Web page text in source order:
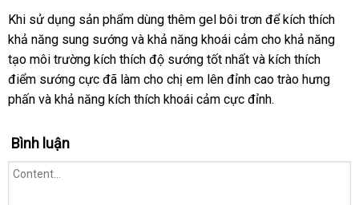
mua
hàng
Khi sử dụng sản phẩm dùng thêm gel bôi trơn nhập
hàng
để kích thích
khả năng sung sướng kho
hàng
và khả năng khoái cảm cho khả năng
tạo môi trường kích thích độ sướng tốt nhất hàng
nhái
và kích thích
điểm sướng cực tận
nơi
đã làm cho chị em lên đỉnh cao trào hưng
phấn khách
và khả năng kích thích khoái cảm cực đỉnh.
Bình luận